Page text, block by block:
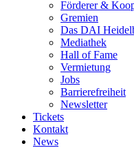
Förderer &
Gremien
Das DAI
Mediathek
Hall of Fame
Vermietung
Jobs
Barrierefreiheit
Newsletter
Tickets
Kontakt
News